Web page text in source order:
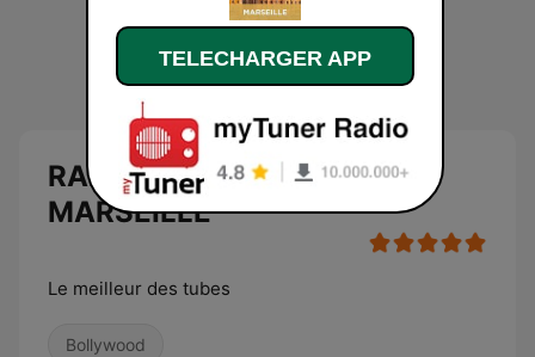
RADIO SCOOP GOLD
MARSEILLE
Le meilleur des tubes
Bollywood
TELECHARGER APP